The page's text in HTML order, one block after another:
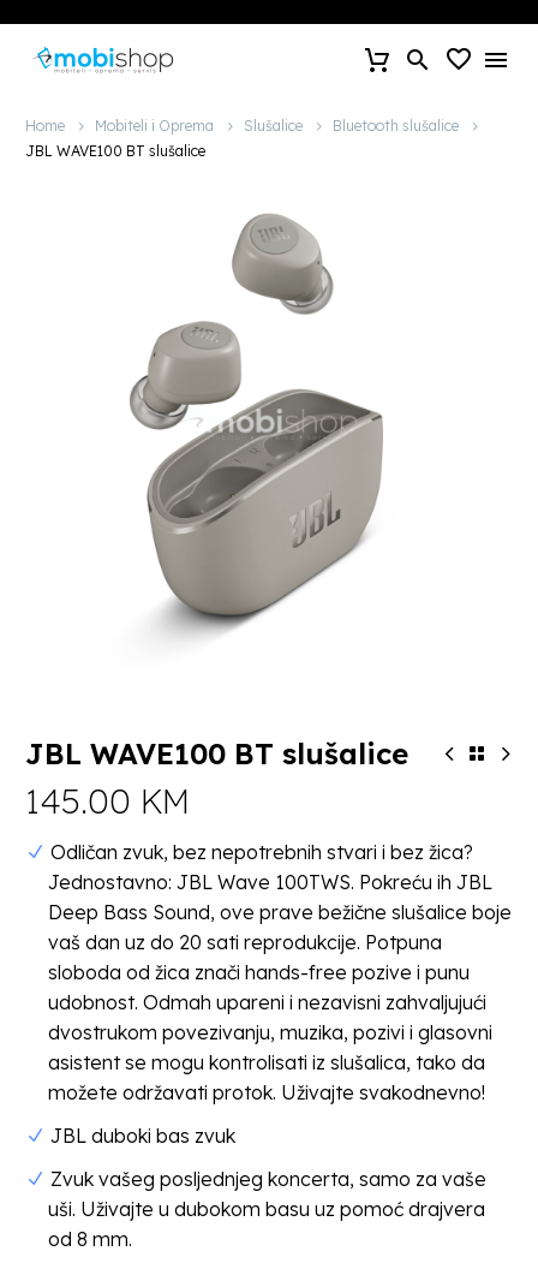
Home Mobiteli i Oprema Slušalice
Bluetooth slušalice
JBL WAVE100 BT slušalice
JBL WAVE100 BT slušalice
145.00 KM
Odličan zvuk, bez nepotrebnih stvari i bez žica?
Jednostavno: JBL Wave 100TWS. Pokreću ih JBL
Deep Bass Sound, ove prave bežične slušalice boje
vaš dan uz do 20 sati reprodukcije. Potpuna
sloboda od žica znači hands-free pozive i punu
udobnost. Odmah upareni i nezavisni zahvaljujući
dvostrukom povezivanju, muzika, pozivi i glasovni
asistent se mogu kontrolisati iz slušalica, tako da
možete održavati protok. Uživajte svakodnevno!
JBL duboki bas zvuk
Zvuk vašeg posljednjeg koncerta, samo za vaše
uši. Uživajte u dubokom basu uz pomoć drajvera
od 8 mm.